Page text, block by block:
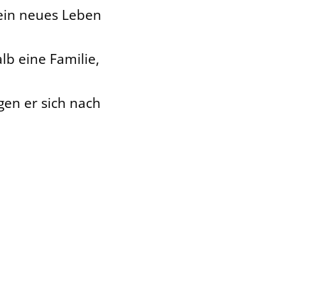
neues Leben
eine Familie,
er sich nach